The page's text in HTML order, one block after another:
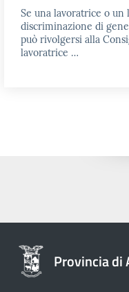
Se una lavoratrice o un
discriminazione di
può rivolgersi alla
lavoratrice …
Provincia di